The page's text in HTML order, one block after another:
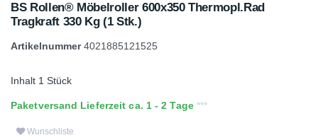
BS Rollen® Möbelroller 600x350 Thermopl.Rad
Tragkraft 330 Kg (1 Stk.)
Artikelnummer4021885121525
Inhalt 1 Stück
Paketversand Lieferzeit ca. 1 - 2 Tage
Wunschliste